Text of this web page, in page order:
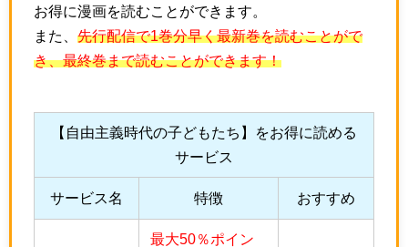
お得に漫画を読むことができます。
また、 先行配信で1巻分早く最新巻を読むことがで
き、最終巻まで読むことができます！
【自由主義時代の子どもたち】をお得に読める
サービス
サービス名 特徴 おすすめ
最大50％ポイン